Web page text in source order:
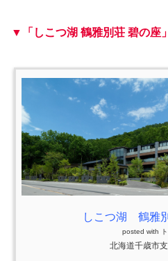
▼「しこつ湖 鶴雅別荘 碧の座
しこつ湖 鶴雅
posted with
北海道千歳市